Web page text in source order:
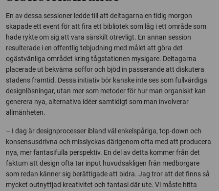
En av dessa sessioner ledde till att deltagarna en tidig morgon
skapade ett event för att fira ett bibliotek som låg i ett område som
hade rykte om sig att vara särskilt otrevligt. En annan session
resulterade i en offentlig tebjudning med målet att göra det
ogästvänliga området kring tågstationen mysigare. Deltagarna
placerade ut bekväma soffor och bjöd in passerande att diskutera
stadens framtid. Dessa initiativ bör kanske inte ses som fullvärdiga
designlösningar, utan mer som metoder för hur man organiskt kan
generera nya, alternativa idéer samtidigt som man involverar
allmänheten.
– I dag är designprocesser ibland väl enkelspåriga, top-down och
konsensusdrivna och misslyckas därigenom ofta med att producera
nya, mer fantasifulla perspektiv. En del av detta kommer från det
faktum att design ofta tar input huvudsakligen från medborgare
som redan känner sig berättigade att bidra. Jag tror att det finns så
mycket outnyttjad kreativitet och fantasi där ute. Vi måste hitta